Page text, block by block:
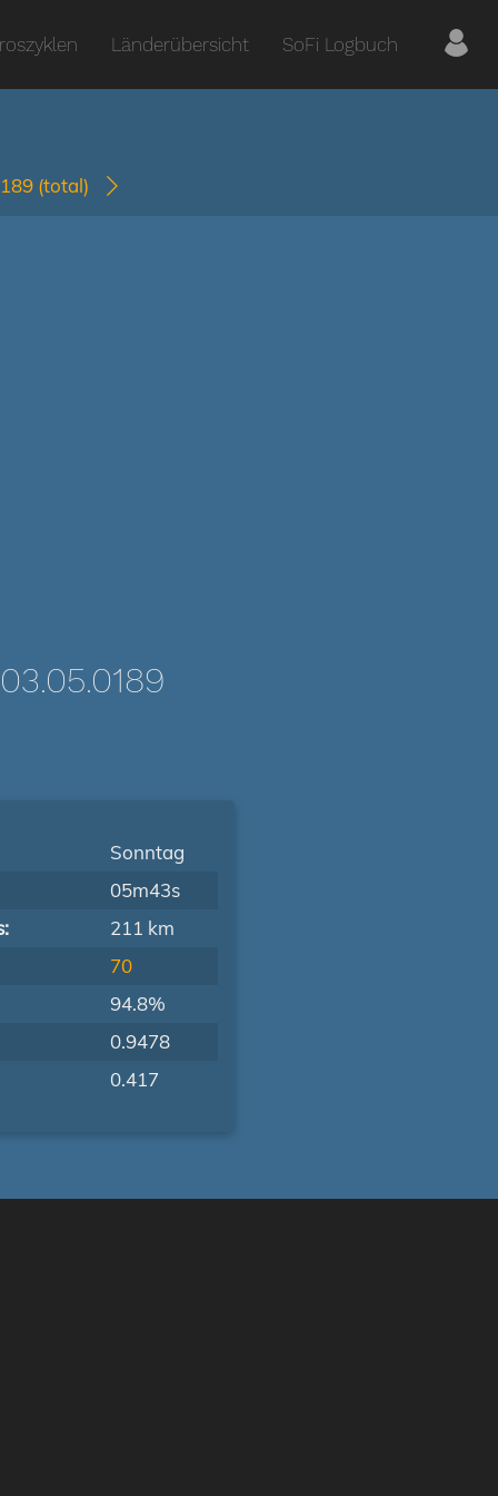
Länderübersicht SoFi Logbuch
(total)
Sonntag
05m43s
211 km
70
94.8%
0.9478
0.417